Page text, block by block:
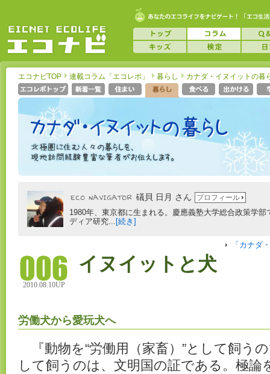
エコナビTOP 連載コラム「エコレポ」 暮らし カナダ・イヌイットの暮
礒貝 日月 さん
プロフィール
1980年、東京都に生まれる。慶應義塾大学総合政策学
ディア研究... [続き]
「カナダ
2010.08.10UP
イヌイットと犬
労働犬から愛玩犬へ
『動物を“労働用（家畜）”として飼う
して飼うのは、文明国の証である。極論